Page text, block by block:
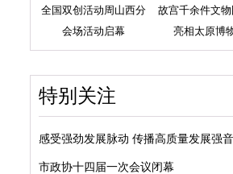
全国双创活动周山西分
会场活动启幕
故宫千余件文
亮相太原博
特别关注
感受强劲发展脉动 传播高质量发展强音
市政协十四届一次会议闭幕